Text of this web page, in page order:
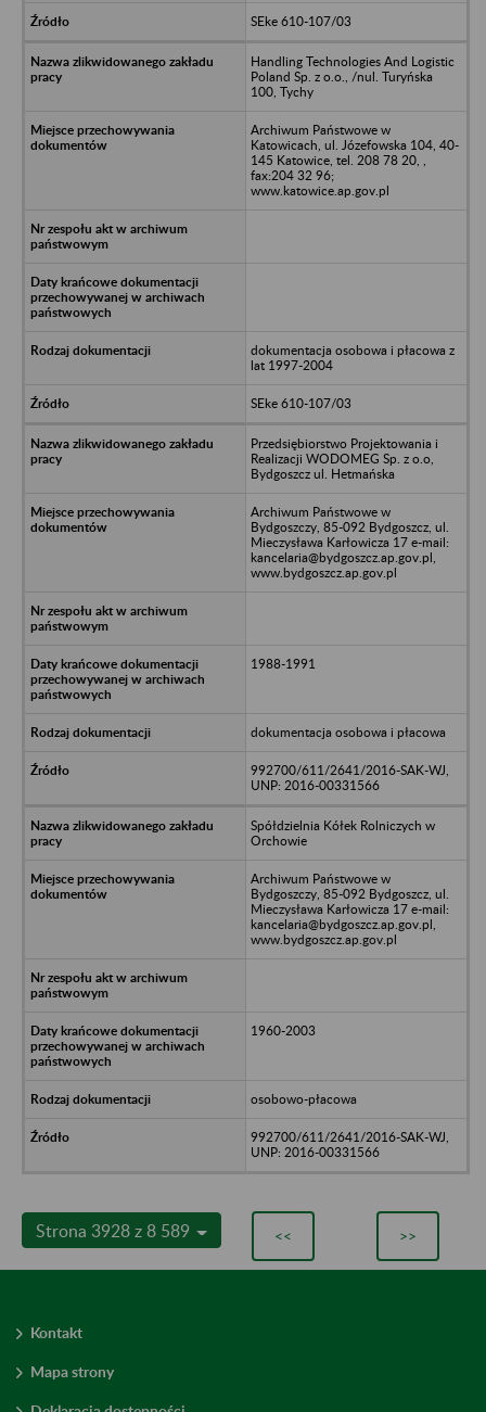
SEke 610-107/03
Handling Technologies And Logistic
Poland Sp. z o.o., /nul. Turyńska
100, Tychy
Archiwum Państwowe w
Katowicach, ul. Józefowska 104, 40-
145 Katowice, tel. 208 78 20, ,
fax:204 32 96;
www.katowice.ap.gov.pl
dokumentacja osobowa i płacowa z
lat 1997-2004
SEke 610-107/03
Przedsiębiorstwo Projektowania i
Realizacji WODOMEG Sp. z o.o,
Bydgoszcz ul. Hetmańska
Archiwum Państwowe w
Bydgoszczy, 85-092 Bydgoszcz, ul.
Mieczysława Karłowicza 17 e-mail:
kancelaria@bydgoszcz.ap.gov.pl,
www.bydgoszcz.ap.gov.pl
1988-1991
dokumentacja osobowa i płacowa
992700/611/2641/2016-SAK-WJ,
UNP: 2016-00331566
Spółdzielnia Kółek Rolniczych w
Orchowie
Archiwum Państwowe w
Bydgoszczy, 85-092 Bydgoszcz, ul.
Mieczysława Karłowicza 17 e-mail:
kancelaria@bydgoszcz.ap.gov.pl,
www.bydgoszcz.ap.gov.pl
1960-2003
osobowo-płacowa
992700/611/2641/2016-SAK-WJ,
UNP: 2016-00331566
Strona 3928 z 8 589 << >>
Kontakt
Mapa strony